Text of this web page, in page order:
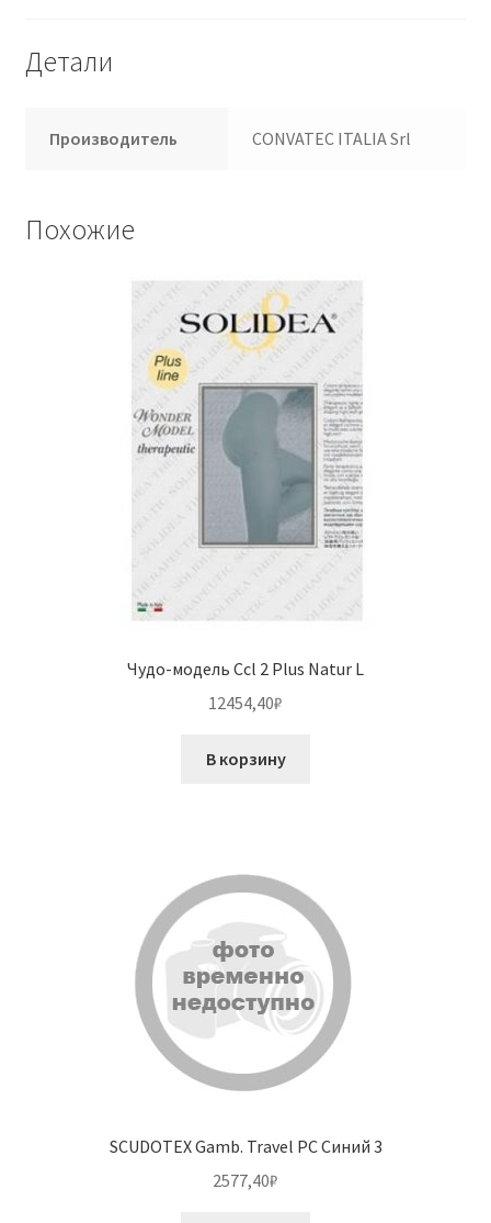
Детали
Производитель CONVATEC ITALIA Srl
Похожие
Чудо-модель Ccl 2 Plus Natur L
12454,40₽
В корзину
SCUDOTEX Gamb. Travel PC Синий 3
2577,40₽